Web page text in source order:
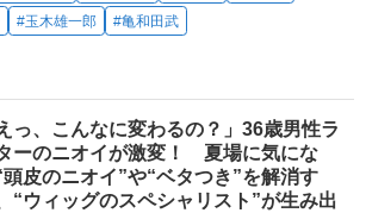
#玉木雄一郎 #亀和田武
えっ、こんなに変わるの？」36歳男性ラ
ーのニオイが激変！ 夏場に気にな
頭皮のニオイ”や“ベタつき”を解消す
“ウィッグのスペシャリスト”が生み出